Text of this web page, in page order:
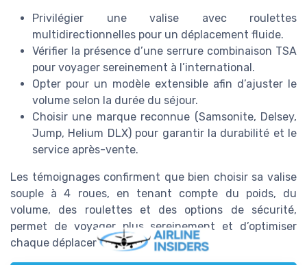
Privilégier une valise avec roulettes
multidirectionnelles pour un déplacement fluide.
Vérifier la présence d’une serrure combinaison TSA
pour voyager sereinement à l’international.
Opter pour un modèle extensible afin d’ajuster le
volume selon la durée du séjour.
Choisir une marque reconnue (Samsonite, Delsey,
Jump, Helium DLX) pour garantir la durabilité et le
service après-vente.
Les témoignages confirment que bien choisir sa valise
souple à 4 roues, en tenant compte du poids, du
volume, des roulettes et des options de sécurité,
permet de voyager plus sereinement et d’optimiser
chaque déplacement.